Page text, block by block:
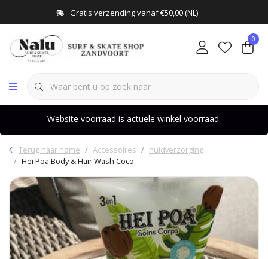
Gratis verzending vanaf €50,00 (NL)
0
Website voorraad is actuele winkel voorraad.
Terug naar home Accessoires
huidverzorging
Hei Poa Body & Hair Wash Coco